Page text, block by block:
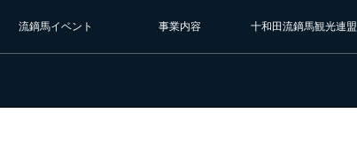
流鏑馬イベント 事業内容 十和田流鏑馬観光連盟